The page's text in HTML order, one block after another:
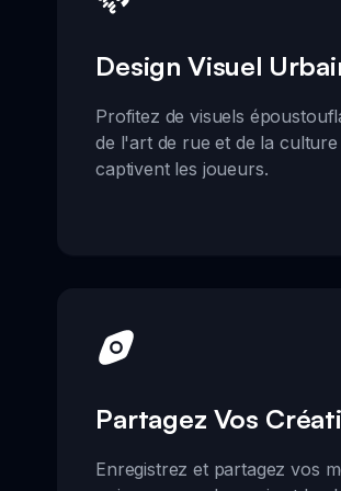
Design Visuel
Profitez de visuels
de l'art de rue et de la
captivent les joueurs.
Partagez Vos
Enregistrez et partagez vos